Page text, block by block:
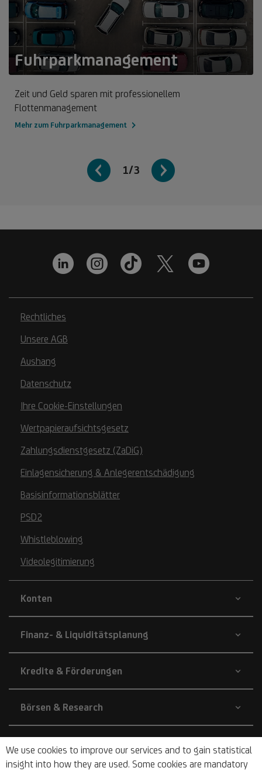
We use cookies to improve our services and to gain statistical
insight into how they are used. Some cookies are mandatory
Fuhrparkmanagement
Zeit und Geld sparen mit professionellem
Flottenmanagement
Mehr zum Fuhrparkmanagement
1/3
Rechtliches
Unsere AGB
Aushang
Datenschutz
Ihre Cookie-Einstellungen
Wertpapieraufsichtsgesetz
Zahlungsdienstgesetz (ZaDiG)
Einlagensicherung & Anlegerentschädigung
Basisinformationsblätter
PSD2
Whistleblowing
Videolegitimierung
Konten
Finanz- & Liquiditätsplanung
Kredite & Förderungen
Börsen & Research
Unternehmen